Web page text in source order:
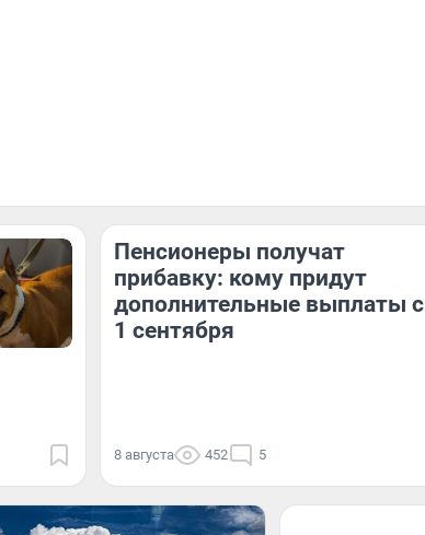
Пенсионеры получат
прибавку: кому придут
дополнительные выплаты с
1 сентября
8 августа 452 5